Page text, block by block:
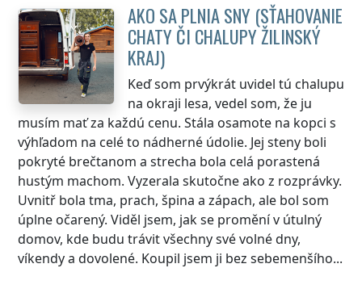
AKO SA PLNIA SNY (SŤAHOVANIE
CHATY ČI CHALUPYŽILINSKÝ
KRAJ)
Keď som prvýkrát uvidel tú chalupu
na okraji lesa, vedel som, že ju
musím mať za každú cenu. Stála osamote na kopci s
výhľadom na celé to nádherné údolie. Jej steny boli
pokryté brečtanom a strecha bola celá porastená
hustým machom. Vyzerala skutočne ako z rozprávky.
Uvnitř bola tma, prach, špina a zápach, ale bol som
úplne očarený. Viděl jsem, jak se promění v útulný
domov, kde budu trávit všechny své volné dny,
víkendy a dovolené. Koupil jsem ji bez sebemenšího...